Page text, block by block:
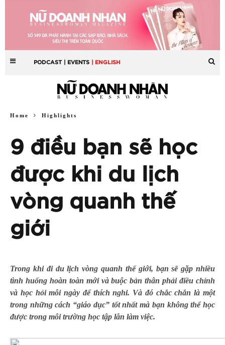
PODCAST | EVENTS | ENGLISH
Home Highlights
9 điều bạn sẽ học
được khi du lịch
vòng quanh thế
giới
Trong khi đi du lịch vòng quanh thế giới, bạn sẽ gặp nhiều
tình huống hoàn toàn mới và buộc bản thân phải điều chỉnh
và học hỏi mỗi ngày để thích nghi. Và đó chắc chắn là một
trong những cách “giáo dục” tốt nhất mà bạn không thể học
được trong môi trường học tập lẫn làm việc.